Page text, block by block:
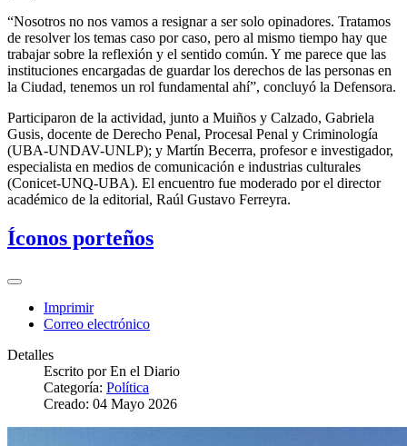
“Nosotros no nos vamos a resignar a ser solo opinadores. Tratamos
de resolver los temas caso por caso, pero al mismo tiempo hay que
trabajar sobre la reflexión y el sentido común. Y me parece que las
instituciones encargadas de guardar los derechos de las personas en
la Ciudad, tenemos un rol fundamental ahí”, concluyó la Defensora.
Participaron de la actividad, junto a Muiños y Calzado, Gabriela
Gusis, docente de Derecho Penal, Procesal Penal y Criminología
(UBA-UNDAV-UNLP); y Martín Becerra, profesor e investigador,
especialista en medios de comunicación e industrias culturales
(Conicet-UNQ-UBA). El encuentro fue moderado por el director
académico de la editorial, Raúl Gustavo Ferreyra.
Íconos porteños
Imprimir
Correo electrónico
Detalles
Escrito porEn el Diario
Categoría: Política
Creado: 04 Mayo 2026